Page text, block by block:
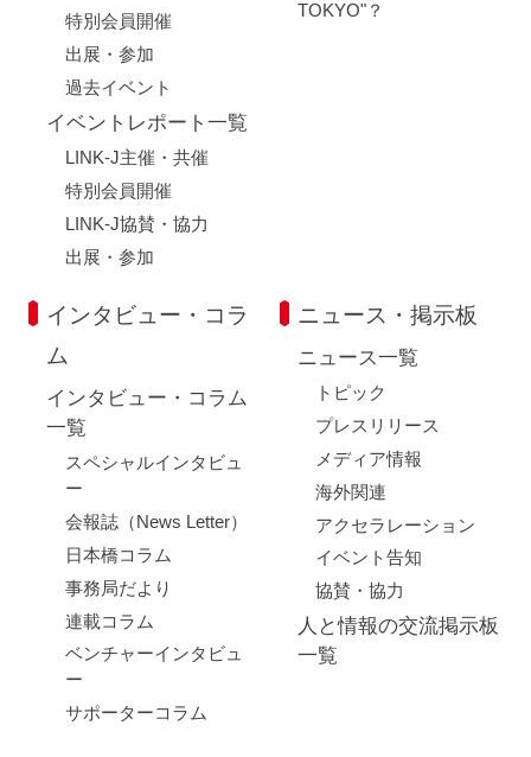
特別会員開催
出展・参加
過去イベント
イベントレポート一覧
LINK-J主催・共催
特別会員開催
LINK-J協賛・協力
出展・参加
TOKYO"？
インタビュー・コラ
ム
インタビュー・コラム
一覧
スペシャルインタビュ
ー
会報誌（News Letter）
日本橋コラム
事務局だより
連載コラム
ベンチャーインタビュ
ー
サポーターコラム
ニュース・掲示板
ニュース一覧
トピック
プレスリリース
メディア情報
海外関連
アクセラレーション
イベント告知
協賛・協力
人と情報の交流掲示板
一覧